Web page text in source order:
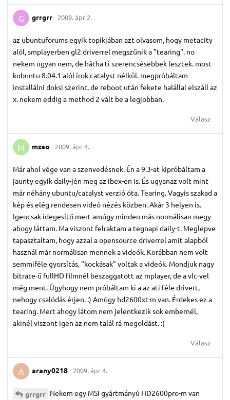
G grrgrr 2009. ápr 2.
az ubuntuforums egyik topikjában azt olvasom, hogy metacity
alól, smplayerben gl2 driverrel megszűnik a "tearing". no
nekem ugyan nem, de hátha ti szerencsésebbek lesztek. most
kubuntu 8.04.1 alól írok catalyst nélkül. megpróbáltam
installálni doksi szerint, de reboot után fekete halállal elszáll az
x. nekem eddig a method 2 vált be a legjobban.
Válasz
M mzso 2009. ápr 4.
Már ahol vége van a szenvedésnek. Én a 9.3-at kipróbáltam a
jaunty egyik daily-jén meg az ibex-en is. És ugyanaz volt mint
már néhány ubuntu/catalyst verzió óta. Tearing. Vagyis szakad a
kép és elég rendesen videó nézés közben. Akár 3 helyen is.
Igencsak idegesítő mert amúgy minden más normálisan megy
ahogy láttam. Ma viszont felraktam a tegnapi daily-t. Meglepve
tapasztaltam, hogy azzal a opensource driverrel amit alapból
használ már normálisan mennek a videók. Korábban nem volt
semmiféle gyorsítás, "kockásak" voltak a videók. Mondjuk nagy
bitrate-ü fullHD filmnél beszaggatott az mplayer, de a vlc-vel
még ment. Úgyhogy nem próbáltam ki a az ati féle drivert,
nehogy csalódás érjen. :) Amúgy hd2600xt-m van. Érdekes ez a
tearing. Mert ahogy látom nem jelentkezik sok embernél,
akinél viszont igen az nem talál rá megoldást. :(
Válasz
A arany0218 2009. ápr 4.
grrgrr Nekem egy MSI gyártmányú HD2600pro-m van